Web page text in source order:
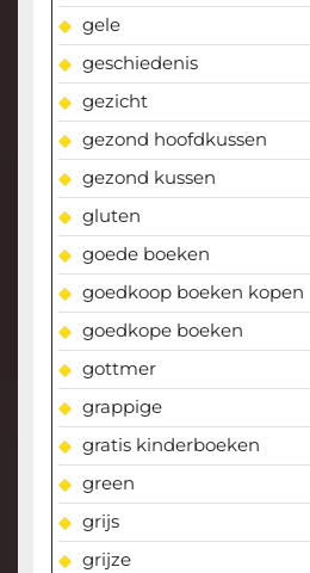
gele
geschiedenis
gezicht
gezond hoofdkussen
gezond kussen
gluten
goede boeken
goedkoop boeken kopen
goedkope boeken
gottmer
grappige
gratis kinderboeken
green
grijs
grijze